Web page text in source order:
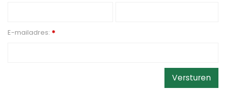
E-mailadres: *